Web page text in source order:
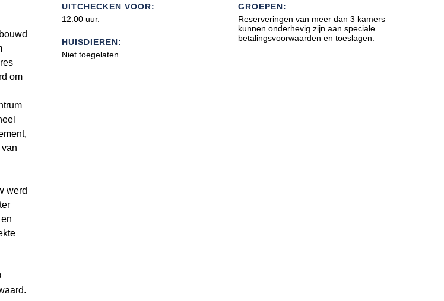
om
werd
UITCHECKEN VOOR:
12:00 uur.
HUISDIEREN:
Niet toegelaten.
GROEPEN:
Reserveringen van meer dan 3 kamers
kunnen onderhevig zijn aan speciale
betalingsvoorwaarden en toeslagen.